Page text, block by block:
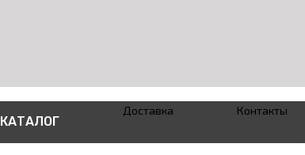
КАТАЛОГ
Доставка Контакты